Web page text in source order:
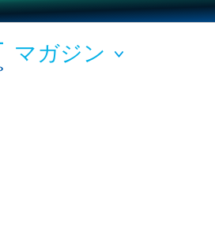
マガジン